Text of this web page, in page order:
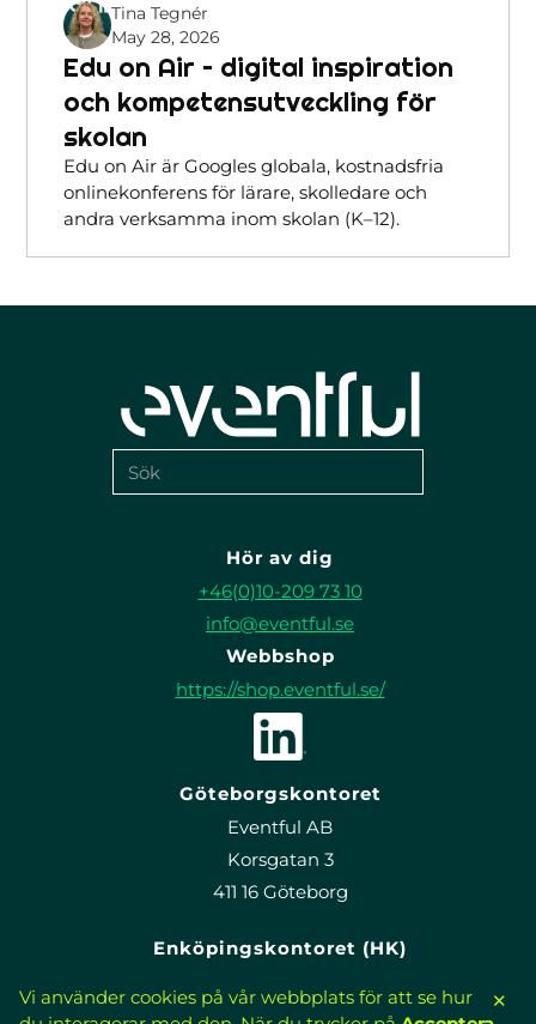
Tina Tegnér
May 28, 2026
Edu on Air – digital inspiration
och kompetensutveckling för
skolan
Edu on Air är Googles globala, kostnadsfria
onlinekonferens för lärare, skolledare och
andra verksamma inom skolan (K–12).
Hör av dig
+46(0)10-209 73 10
info@eventful.se
Webbshop
https://shop.eventful.se/
Göteborgskontoret
Eventful AB
Korsgatan 3
411 16 Göteborg
Enköpingskontoret (HK)
Sandgatan 7
Vi använder cookies på vår webbplats för att se hur
Välj Inställningar för att välja vilka cookies som används,
✕